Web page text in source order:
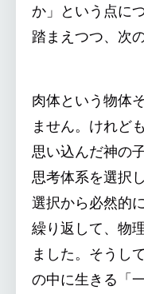
か」という点に
踏まえつつ、次
肉体という物体
ません。けれど
思い込んだ神の
思考体系を選択
選択から必然的
繰り返して、物
ました。そうし
の中に生きる「